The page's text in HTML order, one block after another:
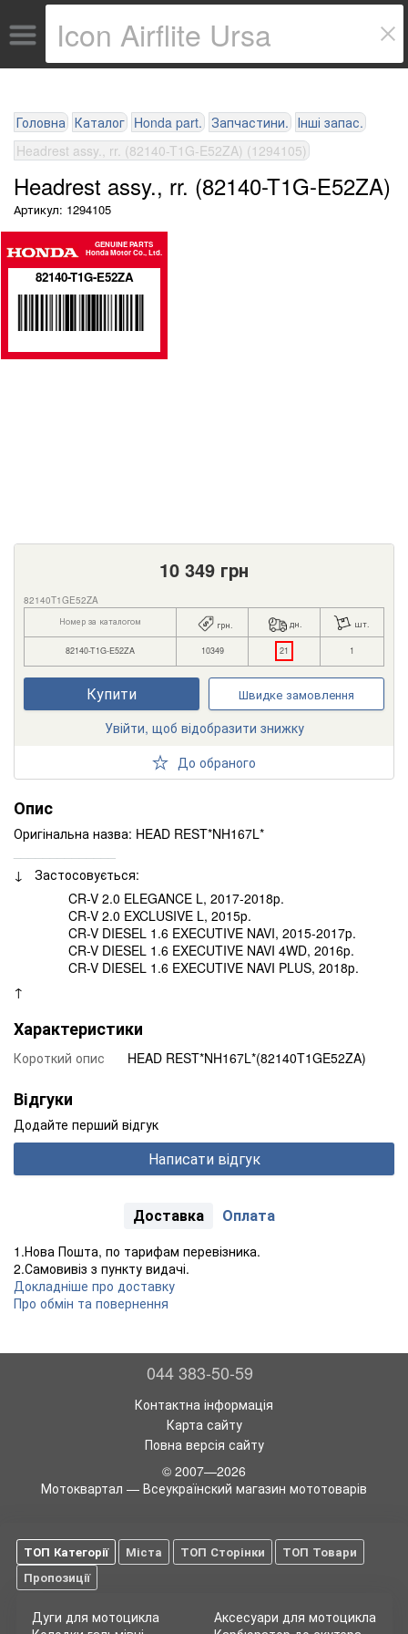
Головна Каталог Honda part. Запчастини. Інші запас.
Headrest assy., rr. (82140-T1G-E52ZA) (1294105)
Headrest assy., rr. (82140-T1G-E52ZA)
Артикул: 1294105
GENUINE PARTS
Honda Motor Co., Ltd.
82140-T1G-E52ZA
10 349 грн
82140T1GE52ZA
Номер за каталогом грн. дн. шт.
82140-T1G-E52ZA 10349 21 1
Купити Швидке замовлення
Увійти, щоб відобразити знижку
До обраного
Опис
Оригінальна назва: HEAD REST*NH167L*
↓ Застосовується:
CR-V 2.0 ELEGANCE L, 2017-2018р.
CR-V 2.0 EXCLUSIVE L, 2015р.
CR-V DIESEL 1.6 EXECUTIVE NAVI, 2015-2017р.
CR-V DIESEL 1.6 EXECUTIVE NAVI 4WD, 2016р.
CR-V DIESEL 1.6 EXECUTIVE NAVI PLUS, 2018р.
↑
Характеристики
Короткий опис HEAD REST*NH167L*(82140T1GE52ZA)
Відгуки
Додайте перший відгук
Написати відгук
Доставка Оплата
1.Нова Пошта, по тарифам перевізника.
2.Самовивіз з пункту видачі.
Докладніше про доставку
Про обмін та повернення
044 383-50-59
Контактна інформація
Карта сайту
Повна версія сайту
© 2007—2026
Мотоквартал — Всеукраїнский магазин мототоварів
ТОП Категорії Міста ТОП Сторінки
ТОП Товари
Пропозиції
Дуги для мотоцикла
Аксесуари для мотоцикла